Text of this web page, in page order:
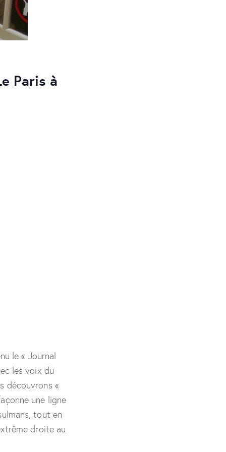
Paris à
le « Journal
les voix du
découvrons «
une ligne
tout en
droite au